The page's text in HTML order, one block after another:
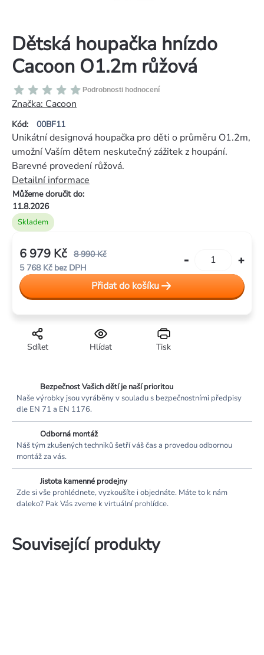
Dětská houpačka hnízdo
Cacoon O1.2m růžová
Kód: 00BF11
Průměrné
hodnocení
produktu
je
z
5
hvězdiček.
Podrobnosti hodnocení
Značka: Cacoon
Skladem
Můžeme doručit do:
11.8.2026
Unikátní designová houpačka pro děti o průměru O1.2m,
umožní Vaším dětem neskutečný zážitek z houpání.
Barevné provedení růžová.
Detailní informace
Tisk
Hlídat
Sdílet
8 990 Kč
6 979 Kč
5 768 Kč bez DPH
Měrná
cena:
Přidat do košíku
Bezpečnost Vašich dětí je naší prioritou
Naše výrobky jsou vyráběny v souladu s bezpečnostními předpisy
dle EN 71 a EN 1176.
Odborná montáž
Náš tým zkušených techniků šetří váš čas a provedou odbornou
montáž za vás.
Jistota kamenné prodejny
Zde si vše prohlédnete, vyzkoušíte i objednáte. Máte to k nám
daleko? Pak Vás zveme k virtuální prohlídce.
Související produkty